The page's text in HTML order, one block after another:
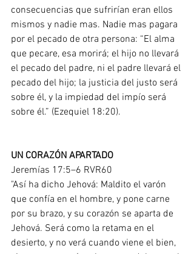
consecuencias que sufrirían eran ellos
mismos y nadie mas. Nadie mas pagara
por el pecado de otra persona: “El alma
que pecare, esa morirá; el hijo no llevará
el pecado del padre, ni el padre llevará el
pecado del hijo; la justicia del justo será
sobre él, y la impiedad del impío será
sobre él.” (Ezequiel 18:20).
UN CORAZÓN APARTADO
Jeremías 17:5–6 RVR60
"Así ha dicho Jehová: Maldito el varón
que confía en el hombre, y pone carne
por su brazo, y su corazón se aparta de
Jehová. Será como la retama en el
desierto, y no verá cuando viene el bien,